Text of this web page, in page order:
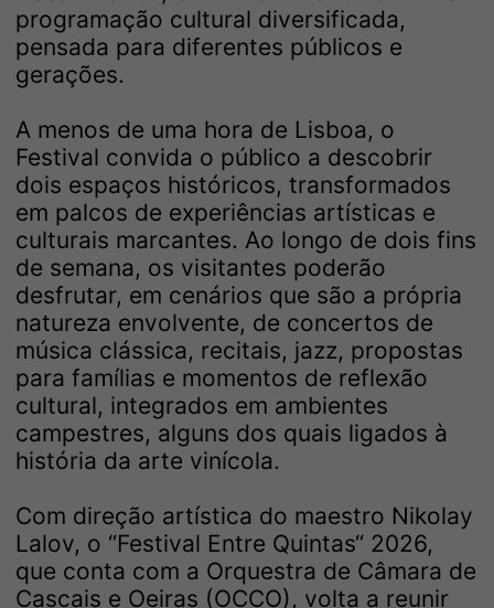
programação cultural diversificada,
pensada para diferentes públicos e
gerações.
A menos de uma hora de Lisboa, o
Festival convida o público a descobrir
dois espaços históricos, transformados
em palcos de experiências artísticas e
culturais marcantes. Ao longo de dois fins
de semana, os visitantes poderão
desfrutar, em cenários que são a própria
natureza envolvente, de concertos de
música clássica, recitais, jazz, propostas
para famílias e momentos de reflexão
cultural, integrados em ambientes
campestres, alguns dos quais ligados à
história da arte vinícola.
Com direção artística do maestro Nikolay
Lalov, o “Festival Entre Quintas“ 2026,
que conta com a Orquestra de Câmara de
Cascais e Oeiras (OCCO), volta a reunir